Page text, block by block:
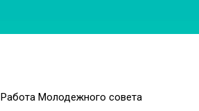
Работа Молодежного совета